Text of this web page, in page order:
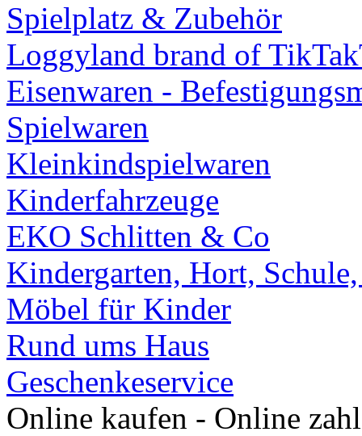
Spielplatz & Zubehör
Loggyland brand of
Eisenwaren -
Spielwaren
Kleinkindspielwaren
Kinderfahrzeuge
EKO Schlitten & Co
Kindergarten, Hort,
Möbel für Kinder
Rund ums Haus
Geschenkeservice
Online kaufen - Online